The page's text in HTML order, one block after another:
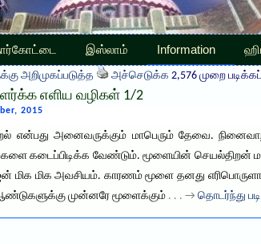
இஸ்லாம் Information
அறிமுகப்படுத்த அச்செடுக்க 2,576 முறை
எளிய வழிகள் 1/2
2015
என்பது அனைவருக்கும் மாபெரும் தேவை.
கடைப்பிடிக்க வேண்டும். மூளையின் செயல்திறன்
மிக மிக அவசியம். காரணம் மூளை தனது
முன்னரே மூளைக்கும் . . . → தொடர்ந்து